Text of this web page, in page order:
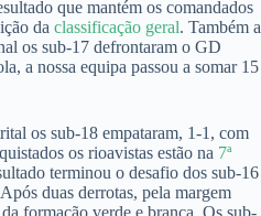
que mantém os comandados
da classificação geral. Também a
os sub-17 defrontaram o GD
a nossa equipa passou a somar 15
os sub-18 empataram, 1-1, com
os rioavistas estão na 7ª
terminou o desafio dos sub-16
duas derrotas, pela margem
da formação verde e branca. Os sub-